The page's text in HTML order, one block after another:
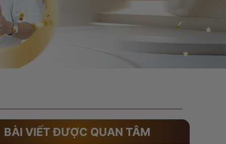
BÀI VIẾT ĐƯỢC QUAN TÂM